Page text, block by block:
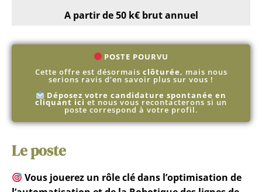
A partir de 50 k€ brut annuel
POSTE POURVU
Cette offre est désormais clôturée, mais nous
serions ravis d’en savoir plus sur vous !
Déposez votre candidature spontanée en
cliquant ici et nous vous recontacterons si un
poste correspond à votre profil.
Le poste
Vous jouerez un rôle clé dans l’optimisation de